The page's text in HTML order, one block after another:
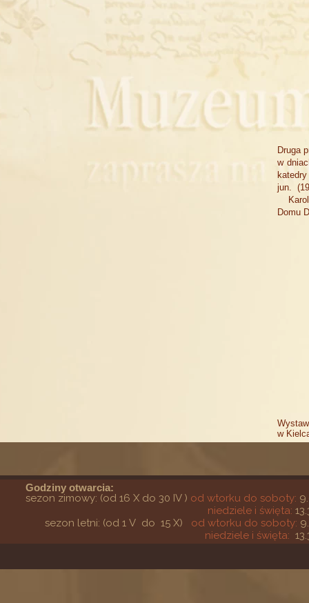
Druga
w
jun.
Karol
Domu
w
Godziny otwarcia:
sezon zimowy: (od 16 X do 30 IV ) od wtorku do soboty:
niedziele i święta:
sezon letni: (od 1 V do 15 X) od wtorku do soboty:
niedziele i święta: